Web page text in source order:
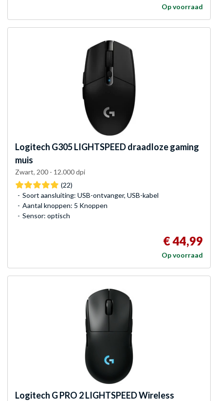
Op voorraad
Logitech G305 LIGHTSPEED draadloze gaming
muis
Zwart, 200 - 12.000 dpi
(22)
Soort aansluiting: USB-ontvanger, USB-kabel
Aantal knoppen: 5 Knoppen
Sensor: optisch
€ 44,99
Op voorraad
Logitech GPRO 2 LIGHTSPEED Wireless